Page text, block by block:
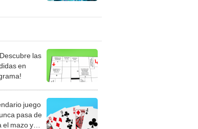
las
en
juego
pasa de
el mazo y